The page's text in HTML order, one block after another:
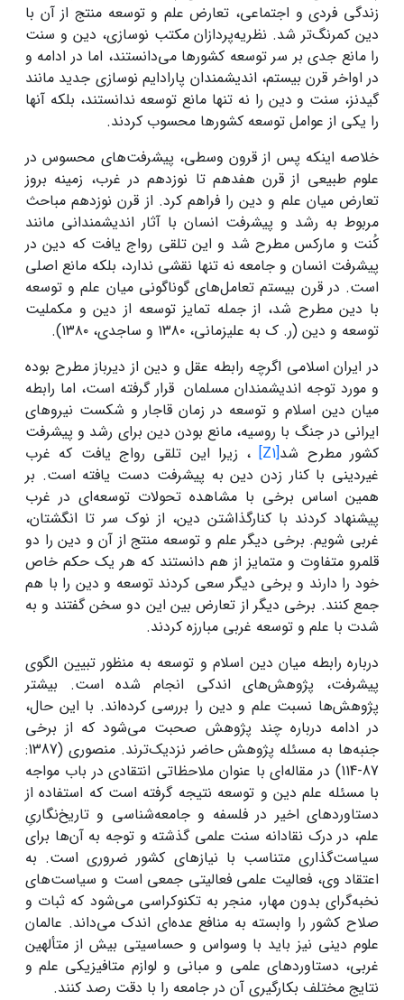
زندگی فردی و اجتماعی، تعارض علم و توسعه منتج از آن با
دین کمرنگ‌تر شد. نظریه‌پردازان مکتب نوسازی، دین و سنت
را مانع جدی بر سر توسعه کشورها می‌دانستند، اما در ادامه و
در اواخر قرن بیستم، اندیشمندان پارادایم نوسازی جدید مانند
گیدنز، سنت و دین را نه تنها مانع توسعه ندانستند، بلکه آنها
را یکی از عوامل توسعه کشورها محسوب کردند.
خلاصه اینکه پس از قرون وسطی، پیشرفت‌های محسوس در
علوم طبیعی از قرن هفدهم تا نوزدهم در غرب، زمینه بروز
تعارض میان علم و دین را فراهم کرد. از قرن نوزدهم مباحث
مربوط به رشد و پیشرفت انسان با آثار اندیشمندانی مانند
کُنت و مارکس مطرح شد و این تلقی رواج یافت که دین در
پیشرفت انسان و جامعه نه تنها نقشی ندارد، بلکه مانع اصلی
است. در قرن بیستم تعامل‌های گوناگونی میان علم و توسعه
با دین مطرح شد، از جمله تمایز توسعه از دین و مکملیت
توسعه و دین (ر. ک به علیزمانی، ۱۳۸۰ و ساجدی، ۱۳۸۰).
در ایران اسلامی اگرچه رابطه عقل و دین از دیرباز مطرح بوده
و مورد توجه اندیشمندان مسلمان قرار گرفته است، اما رابطه
میان دین اسلام و توسعه در زمان قاجار و شکست نیروهای
ایرانی در جنگ با روسیه، مانع بودن دین برای رشد و پیشرفت
کشور مطرح شد[Z1]
، زیرا این تلقی رواج یافت که غرب
غیردینی با کنار زدن دین به پیشرفت دست‌ یافته است. بر
همین اساس برخی با مشاهده تحولات توسعه‌ای در غرب
پیشنهاد کردند با کنارگذاشتن دین، از نوک سر تا انگشتان،
غربی شویم. برخی دیگر علم و توسعه منتج از آن و دین را دو
قلمرو متفاوت و متمایز از هم دانستند که هر یک حکم خاص
خود را دارند و برخی دیگر سعی کردند توسعه و دین را با هم
جمع کنند. برخی دیگر از تعارض بین این دو سخن گفتند و به
شدت با علم و توسعه غربی مبارزه کردند.
درباره رابطه میان دین اسلام و توسعه به منظور تبیین الگوی
پیشرفت، پژوهش‌های اندکی انجام شده است. بیشتر
پژوهش‌ها نسبت علم و دین را بررسی کرده‌اند. با این حال،
در ادامه درباره چند پژوهش صحبت می‌شود که از برخی
جنبه‌ها به مسئله پژوهش حاضر نزدیک‌ترند. منصوری (1387:
87-114) در مقاله‌ای با عنوان ملاحظاتی انتقادی در باب مواجه
با مسئله علم دین و توسعه نتیجه گرفته است که استفاده از
دستاوردهای اخیر در فلسفه و جامعه‌شناسی و تاریخ‌نگاریِ
علم، در درک نقادانه سنت علمی گذشته و توجه به آن‌ها برای
سیاست‌گذاری متناسب با نیازهای کشور ضروری است. به
اعتقاد وی، فعالیت علمی فعالیتی جمعی است و سیاست‌های
نخبه‌گرای بدون مهار، منجر به تکنوکراسی می‌شود که ثبات و
صلاح کشور را وابسته به منافع عده‌ای اندک می‌داند. عالمان
علوم دینی نیز باید با وسواس و حساسیتی بیش از متألهین
غربی، دستاوردهای علمی و مبانی و لوازم متافیزیکی علم و
نتایج مختلف بکارگیری آن در جامعه را با دقت رصد کنند.